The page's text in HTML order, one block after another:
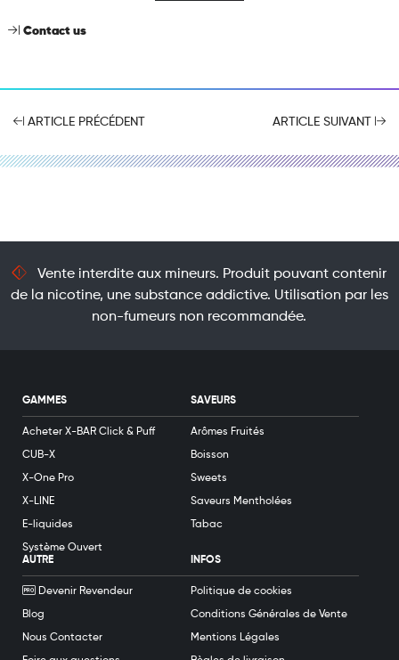
Contact us
ARTICLE PRÉCÉDENT ARTICLE SUIVANT
Vente interdite aux mineurs. Produit pouvant contenir
de la nicotine, une substance addictive. Utilisation par les
non-fumeurs non recommandée.
GAMMES
Acheter X-BAR Click & Puff
CUB-X
X-One Pro
X-LINE
E-liquides
Système Ouvert
SAVEURS
Arômes Fruités
Boisson
Sweets
Saveurs Mentholées
Tabac
AUTRE
Devenir Revendeur
Blog
Nous Contacter
INFOS
Politique de cookies
Conditions Générales de Vente
Mentions Légales